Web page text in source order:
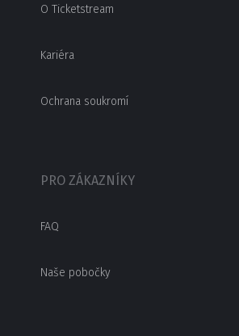
O Ticketstream
Kariéra
Ochrana soukromí
PRO ZÁKAZNÍKY
FAQ
Naše pobočky